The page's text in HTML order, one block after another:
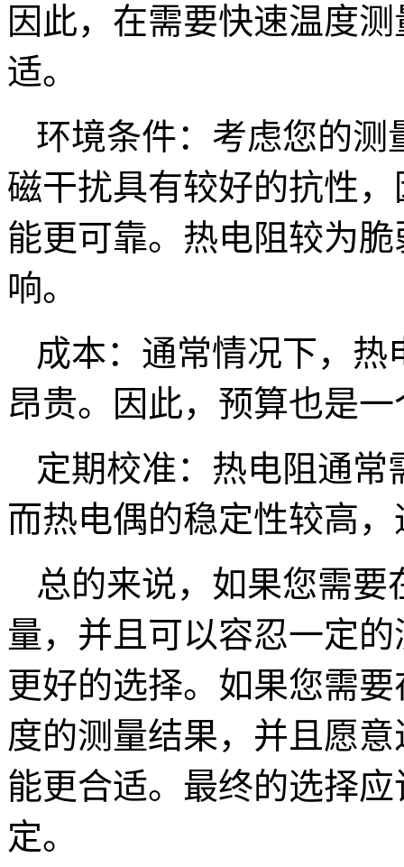
因此，在需要快速温度
适。
环境条件：考虑您的测
磁干扰具有较好的抗性
能更可靠。热电阻较为
响。
成本：通常情况下，
昂贵。因此，预算也是
定期校准：热电阻通
而热电偶的稳定性较高
总的来说，如果您需
量，并且可以容忍一定
更好的选择。如果您需
度的测量结果，并且愿
能更合适。最终的选择
定。